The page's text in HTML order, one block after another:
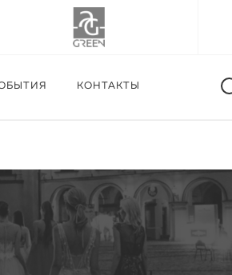
под заказ
Goretskaya в Москве 31.08-
КОНТАКТЫ